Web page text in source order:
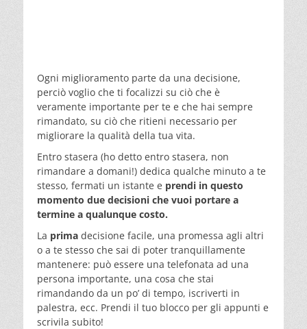
Ogni miglioramento parte da una decisione,
perciò voglio che ti focalizzi su ciò che è
veramente importante per te e che hai sempre
rimandato, su ciò che ritieni necessario per
migliorare la qualità della tua vita.
Entro stasera (ho detto entro stasera, non
rimandare a domani!) dedica qualche minuto a te
stesso, fermati un istante e prendi in questo
momento due decisioni che vuoi portare a
termine a qualunque costo.
La prima decisione facile, una promessa agli altri
o a te stesso che sai di poter tranquillamente
mantenere: può essere una telefonata ad una
persona importante, una cosa che stai
rimandando da un po’ di tempo, iscriverti in
palestra, ecc. Prendi il tuo blocco per gli appunti e
scrivila subito!